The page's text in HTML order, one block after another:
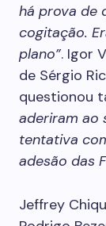
há prova de
cogitação.
plano”. Igor
de Sérgio
questionou
aderiram ao
tentativa
adesão das
Jeffrey